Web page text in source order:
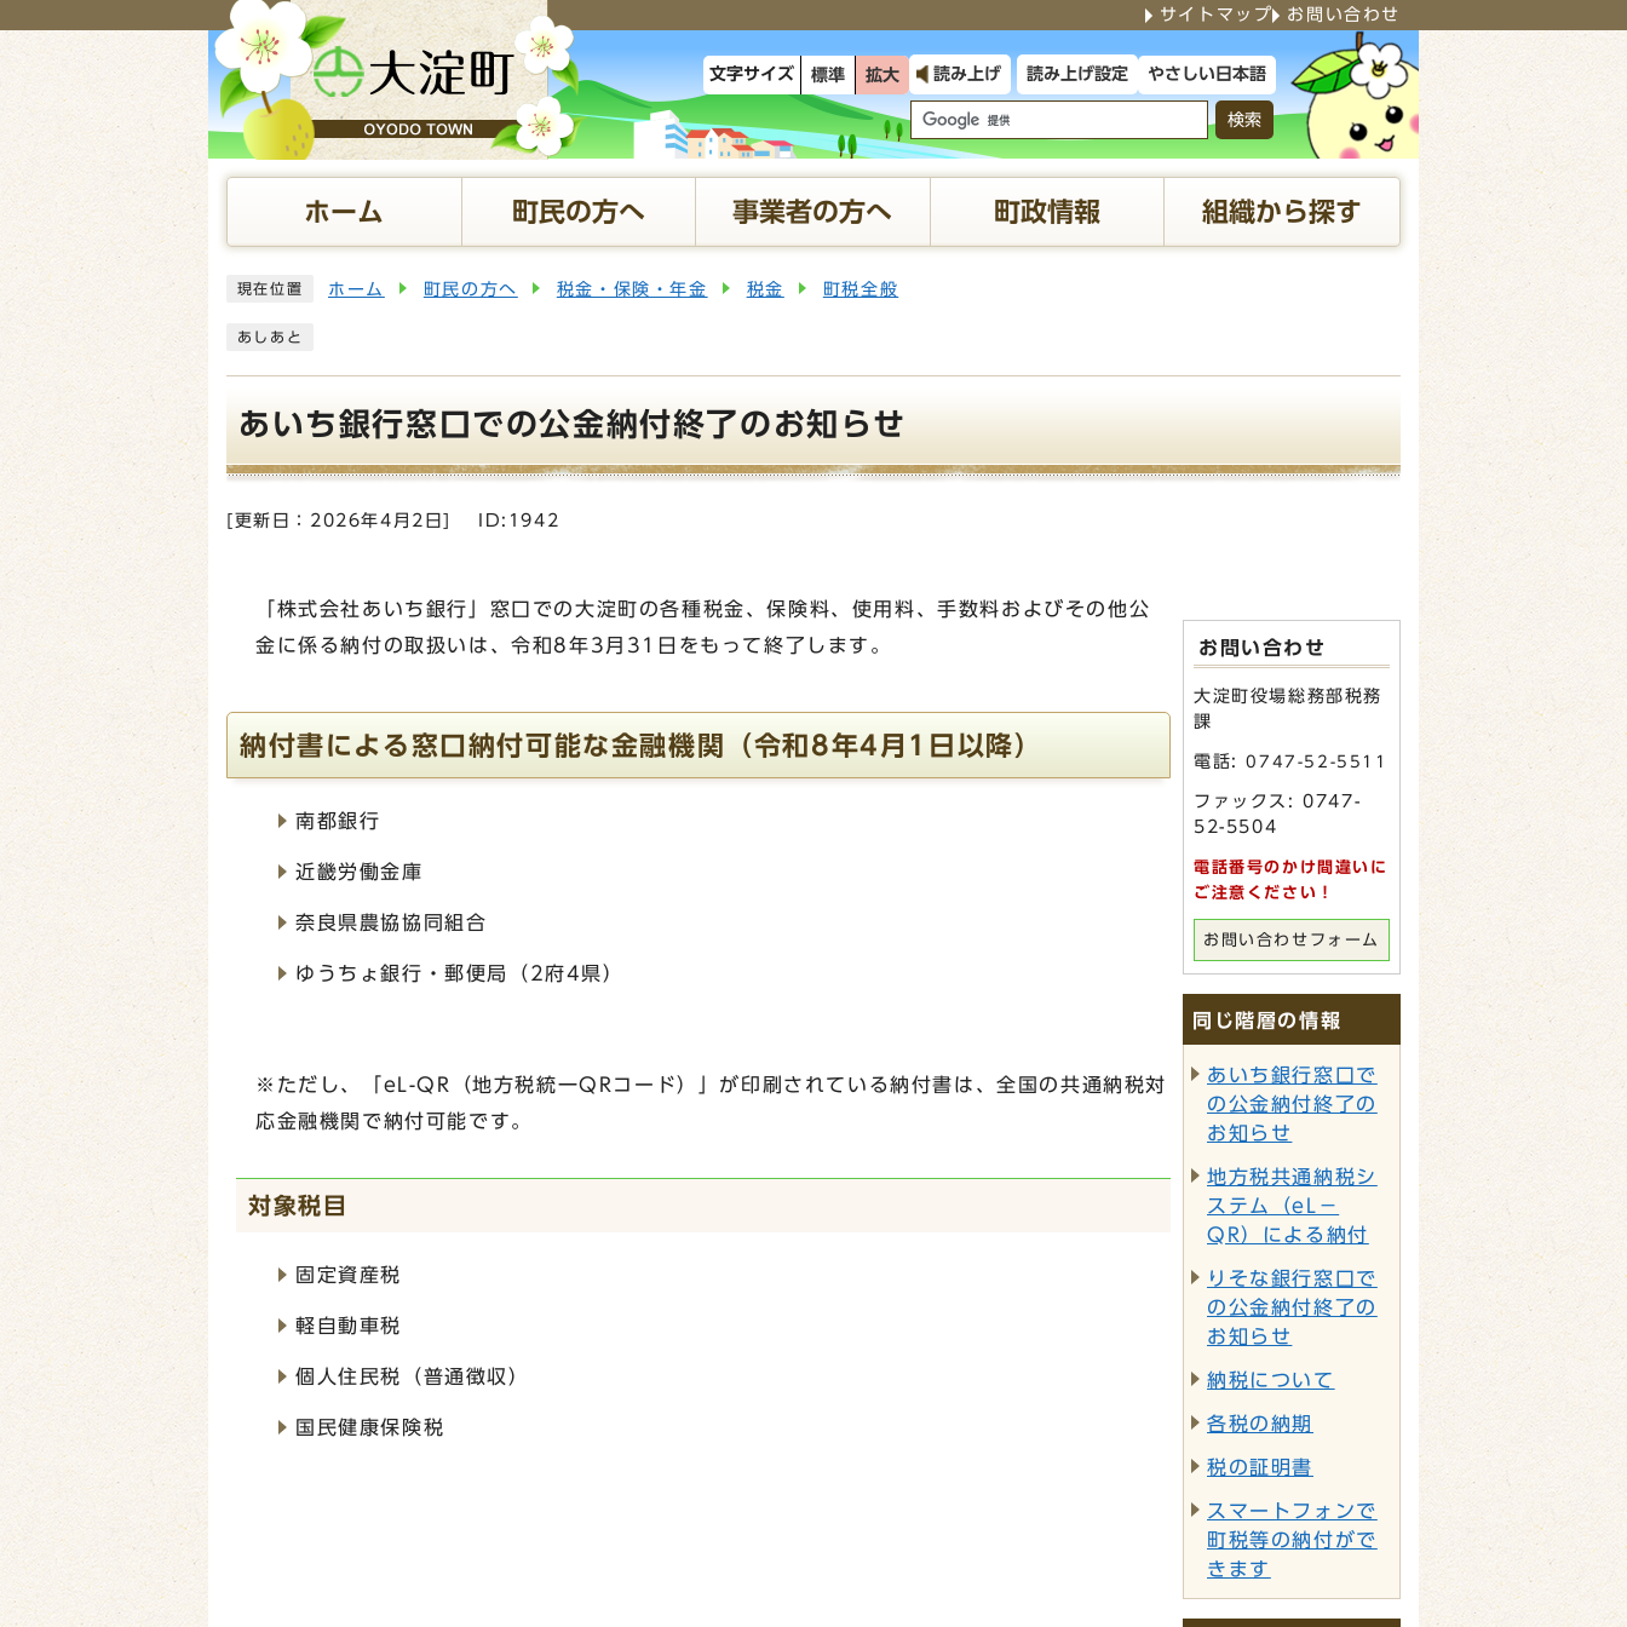
サイトマップ お問い合わせ
文字サイズ 標準 拡大 読み上げ 読み上げ設定 やさしい日本語
検索
ホーム 町民の方へ 事業者の方へ 町政情報 組織から探す
ここから本文です 現在位置 ホーム 町民の方へ 税金・保険・年金 税金 町税全般
あしあと
あいち銀行窓口での公金納付終了のお知らせ
[更新日： 2026年4月2日 ID:1942
「株式会社あいち銀行」窓口での大淀町の各種税金、保険料、使用料、手数料およびその他公
金に係る納付の取扱いは、令和8年3月31日をもって終了します。
納付書による窓口納付可能な金融機関（令和8年4月1日以降）
南都銀行
近畿労働金庫
奈良県農協協同組合
ゆうちょ銀行・郵便局（2府4県）
※ただし、「eL-QR（地方税統一QRコード）」が印刷されている納付書は、全国の共通納税対
応金融機関で納付可能です。
対象税目
固定資産税
軽自動車税
個人住民税（普通徴収）
国民健康保険税
お問い合わせ
大淀町役場総務部税務
課
電話:0747-52-5511
ファックス: 0747-
52-5504
電話番号のかけ間違いに
ご注意ください！
お問い合わせフォーム
同じ階層の情報
あいち銀行窓口で
の公金納付終了の
お知らせ
地方税共通納税シ
ステム（eL－
QR）による納付
りそな銀行窓口で
の公金納付終了の
お知らせ
納税について
各税の納期
税の証明書
スマートフォンで
町税等の納付がで
きます